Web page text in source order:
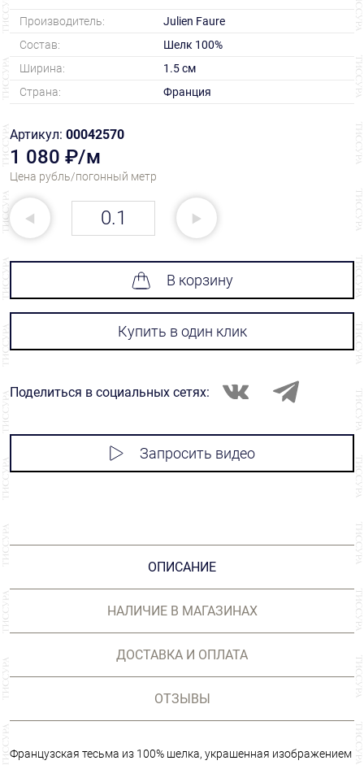
Производитель:
Julien Faure
Состав:
Шелк 100%
Ширина:
1.5 см
Страна:
Франция
Артикул: 00042570
1 080 ₽/м
Цена рубль/погонный метр
В корзину
Купить в один клик
Поделиться в социальных сетях:
Запросить видео
ОПИСАНИЕ
НАЛИЧИЕ В МАГАЗИНАХ
ДОСТАВКА И ОПЛАТА
ОТЗЫВЫ
Французская тесьма из 100% шелка, украшенная изображением